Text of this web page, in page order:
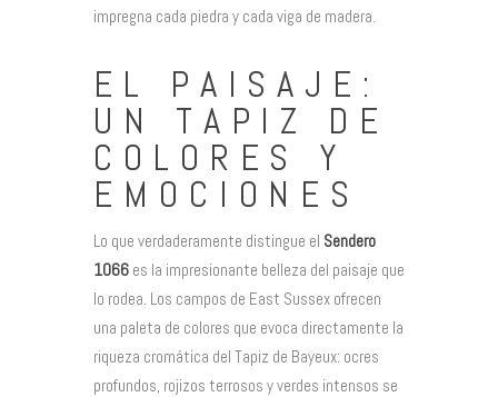
impregna cada piedra y cada viga de madera.
EL PAISAJE:
UN TAPIZ DE
COLORES Y
EMOCIONES
Lo que verdaderamente distingue el Sendero
1066 es la impresionante belleza del paisaje que
lo rodea. Los campos de East Sussex ofrecen
una paleta de colores que evoca directamente la
riqueza cromática del Tapiz de Bayeux: ocres
profundos, rojizos terrosos y verdes intensos se